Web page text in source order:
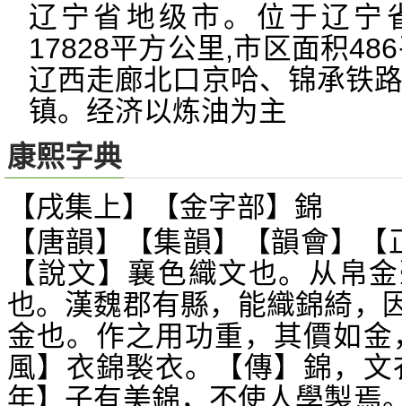
辽宁省地级市。位于辽宁
17828平方公里,市区面积
辽西走廊北口京哈、锦承铁
镇。经济以炼油为主
康熙字典
【戌集上】【金字部】錦
【唐韻】【集韻】【韻會】【
【說文】襄色織文也。从帛
也。漢魏郡有縣，能織錦綺，
金也。作之用功重，其價如
風】衣錦褧衣。【傳】錦，
年】子有美錦，不使人學製焉